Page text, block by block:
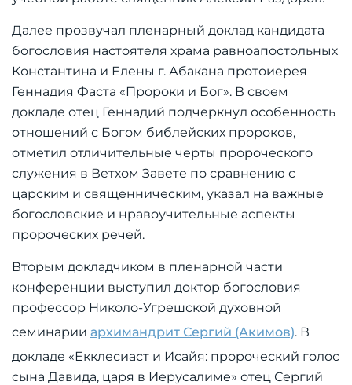
Далее прозвучал пленарный доклад кандидата
богословия настоятеля храма равноапостольных
Константина и Елены г. Абакана протоиерея
Геннадия Фаста «Пророки и Бог». В своем
докладе отец Геннадий подчеркнул особенность
отношений с Богом библейских пророков,
отметил отличительные черты пророческого
служения в Ветхом Завете по сравнению с
царским и священническим, указал на важные
богословские и нравоучительные аспекты
пророческих речей.
Вторым докладчиком в пленарной части
конференции выступил доктор богословия
профессор Николо-Угрешской духовной
семинарии архимандрит Сергий (Акимов). В
докладе «Екклесиаст и Исайя: пророческий голос
сына Давида, царя в Иерусалиме» отец Сергий